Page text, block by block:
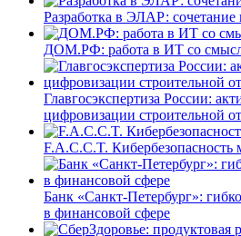
Разработка в ЭЛАР: сочетание
ДОМ.РФ: работа в ИТ со
Главгосэкспертиза России:
цифровизации строительной
F.A.C.C.T. Кибербезопасность
Банк «Санкт-Петербург»:
в финансовой сфере